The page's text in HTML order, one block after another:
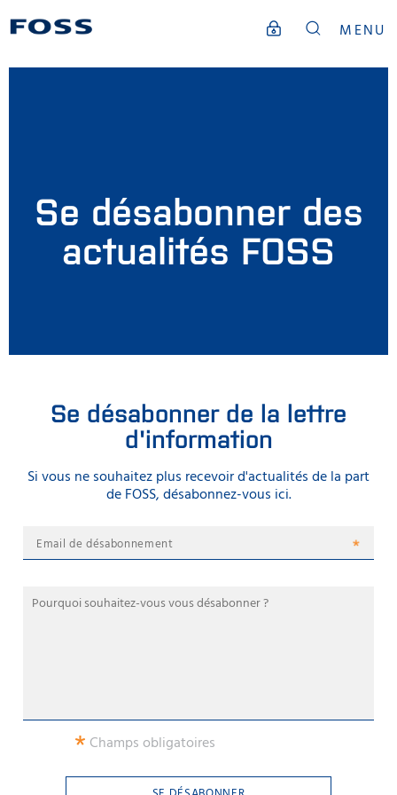
MENU
Se désabonner des
actualités FOSS
Se désabonner de la lettre
d'information
Si vous ne souhaitez plus recevoir d'actualités de la part
de FOSS, désabonnez-vous ici.
* Champs obligatoires